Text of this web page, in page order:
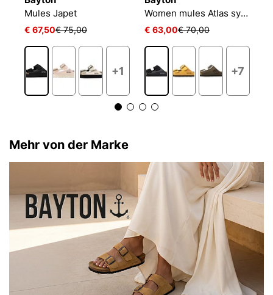
Mules Japet
€ 67,50€ 75,00
+1
Women mules Atlas synth
€ 63,00€ 70,00
+7
Mehr von der Marke